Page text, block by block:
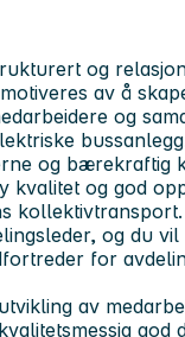
og
av å
og
og bærekraftig
kvalitet og god
kollektivtransport.
og du
for
av
god